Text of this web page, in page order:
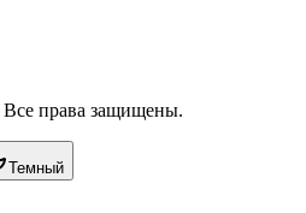
Все права защищены.
Темный